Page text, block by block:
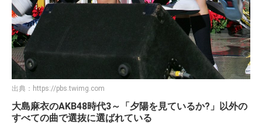
出典： https://pbs.twimg.com
大島麻衣のAKB48時代3～「夕陽を見ているか?」以外の
すべての曲で選抜に選ばれている